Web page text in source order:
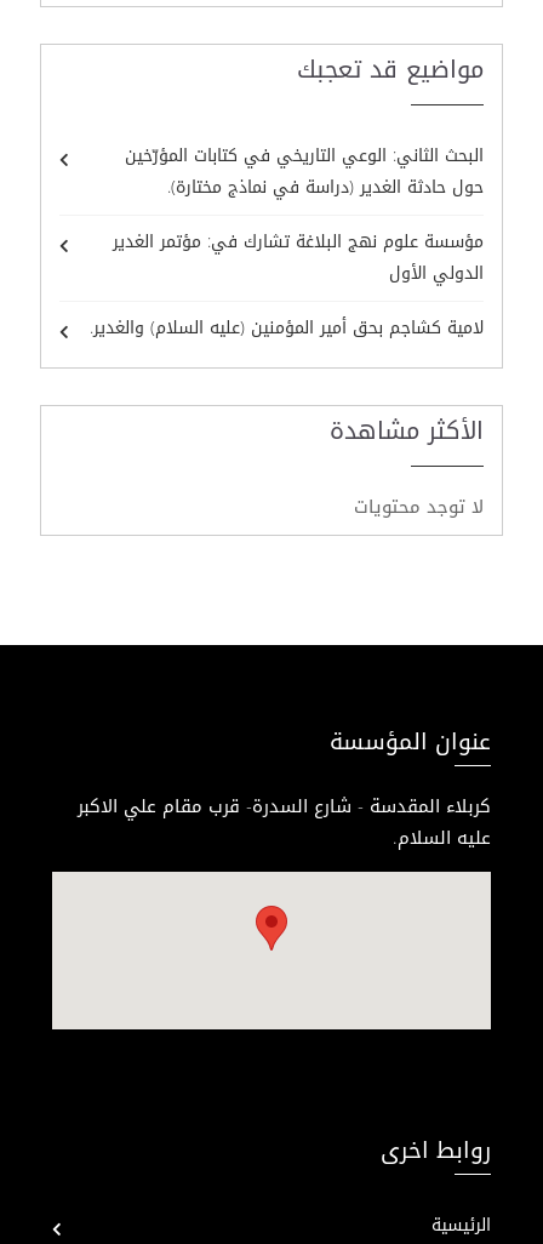
مواضيع قد تعجبك
البحث الثاني: الوعي التاريخي في كتابات المؤرّخين
حول حادثة الغدير (دراسة في نماذج مختارة).
مؤسسة علوم نهج البلاغة تشارك في: مؤتمر الغدير
الدولي الأول
لامية كشاجم بحق أمير المؤمنين (عليه السلام) والغدير.
الأكثر مشاهدة
لا توجد محتويات
عنوان المؤسسة
كربلاء المقدسة - شارع السدرة- قرب مقام علي الاكبر
عليه السلام.
روابط اخرى
الرئيسية